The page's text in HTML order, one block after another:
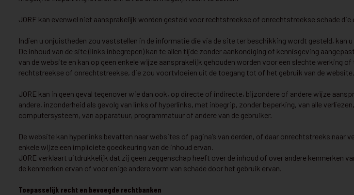
JORE kan evenwel niet aansprakelijk worden gesteld voor rechtstreekse of onrechtstreekse schade
Indien u onjuistheden zou vaststellen in de informatie die via de site ter beschikking wordt gesteld, kan
De inhoud van de site (links inbegrepen) kan te allen tijde zonder aankondiging of kennisgeving
van de website en kan op geen enkele wijze aansprakelijk gehouden worden voor een slechte werking
rechtstreekse of onrechtstreekse, die zou voortvloeien uit de toegang tot of het gebruik van de website.
JORE kan in geen geval tegenover wie dan ook, op directe of indirecte, bijzondere of andere wijze
andere, inzonderheid als gevolg van links of hyperlinks, met inbegrip, zonder beperking, van alle
computersysteem, van apparatuur, programmatuur of andere van de gebruiker.
De website kan hyperlinks bevatten naar websites of pagina’s van derden, of daar onrechtstreeks naar
enkele wijze een impliciete goedkeuring van de inhoud ervan.
JORE verklaart uitdrukkelijk dat zij geen zeggenschap heeft over de inhoud of over andere kenmerken
de kenmerken ervan of voor enige andere vorm van schade door het gebruik ervan.
Toepasselijk recht en bevoegde rechtbanken